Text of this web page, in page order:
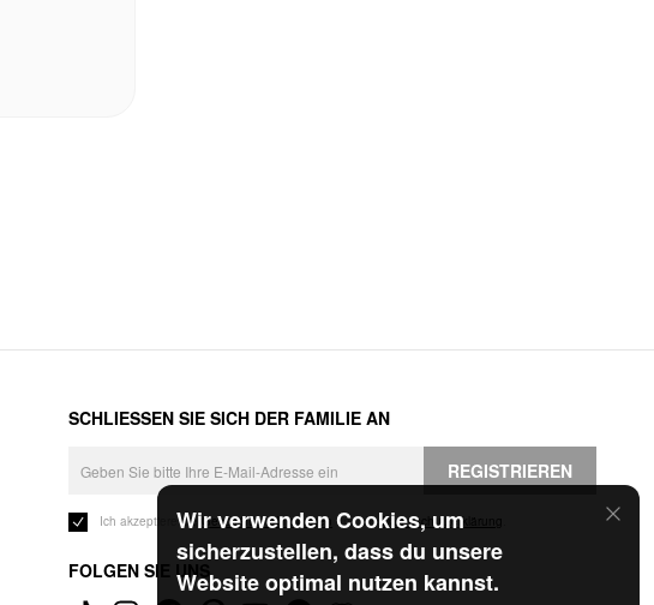
Wir verwenden Cookies, um
sicherzustellen, dass du unsere
Website optimal nutzen kannst.
SCHLIESSEN SIE SICH DER FAMILIE AN
REGISTRIEREN
Ich akzeptiere dieGeschäftsbedingungen und die Datenschutzerklärung
FOLGEN SIE UNS